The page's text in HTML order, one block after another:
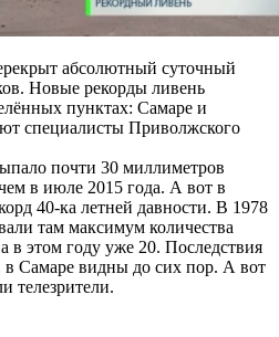
абсолютный суточный
Новые рекорды ливень
пунктах: Самаре и
специалисты Приволжского
почти 30 миллиметров
в июле 2015 года. А вот в
40-ка летней давности. В 1978
там максимум количества
в этом году уже 20. Последствия
в Самаре видны до сих пор. А вот
телезрители.